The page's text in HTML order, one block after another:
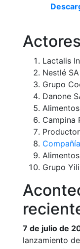
Lactalis
Nestlé SA
Grupo
Danone
Campina
Grupo Yili
7 de julio de
lanzamiento